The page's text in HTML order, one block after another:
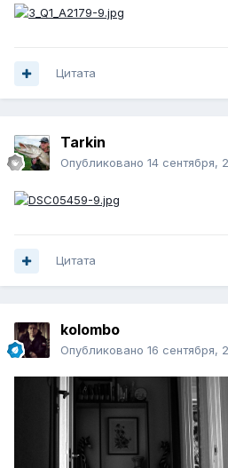
Цитата
Tarkin
Опубликовано 14 сентября,
Цитата
kolombo
Опубликовано 16 сентября,